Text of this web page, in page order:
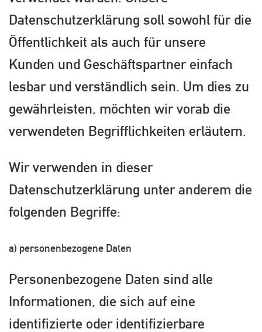
Datenschutzerklärung soll sowohl für die
Öffentlichkeit als auch für unsere
Kunden und Geschäftspartner einfach
lesbar und verständlich sein. Um dies zu
gewährleisten, möchten wir vorab die
verwendeten Begrifflichkeiten erläutern.
Wir verwenden in dieser
Datenschutzerklärung unter anderem die
folgenden Begriffe:
a) personenbezogene Daten
Personenbezogene Daten sind alle
Informationen, die sich auf eine
identifizierte oder identifizierbare